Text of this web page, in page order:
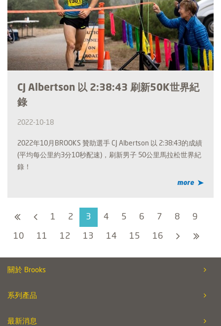
CJ Albertson 以 2:38:43 刷新50K世界紀
錄
2022-10-18
2022年10月BROOKS 贊助選手 CJ Albertson 以 2:38:43的成績
(平均每公里約3分10秒配速)，刷新男子 50公里馬拉松世界紀
錄！
more
1 2 3 4 5 6 7 8 9
10 11 12 13 14 15 16
關於 Brooks
系列產品
最新消息